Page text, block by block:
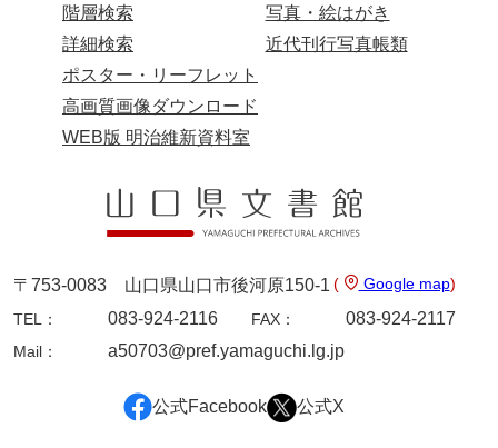
階層検索
詳細検索
写真・絵はがき
近代刊行写真帳類
ポスター・リーフレット
高画質画像ダウンロード
WEB版 明治維新資料室
〒753-0083 山口県山口市後河原150-1 ( Google map)
TEL：
083-924-2116 FAX： 083-924-2117
Mail： a50703@pref.yamaguchi.lg.jp
公式Facebook 公式X